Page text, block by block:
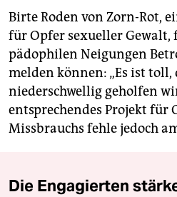
Birte Roden von Zorn-Rot,
für Opfer sexueller Gewalt,
pädophilen Neigungen
melden können: „Es ist toll,
niederschwellig geholfen
entsprechendes Projekt für
Missbrauchs fehle jedoch
Die Engagierten